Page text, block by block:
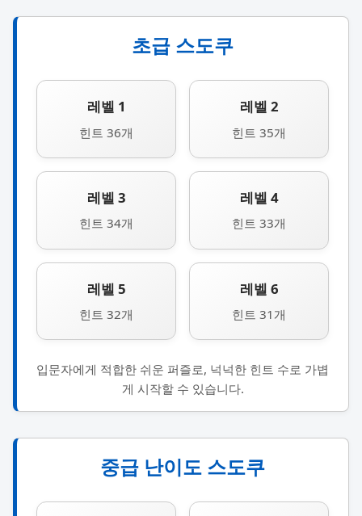
초급 스도쿠
레벨 1
힌트 36개
레벨 2
힌트 35개
레벨 3
힌트 34개
레벨 4
힌트 33개
레벨 5
힌트 32개
레벨 6
힌트 31개
입문자에게 적합한 쉬운 퍼즐로, 넉넉한 힌트 수로 가볍
게 시작할 수 있습니다.
중급 난이도 스도쿠